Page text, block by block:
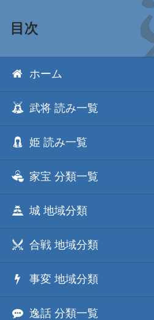
目次
ホーム
武将 読み一覧
姫 読み一覧
家宝 分類一覧
城 地域分類
合戦 地域分類
事変 地域分類
逸話 分類一覧